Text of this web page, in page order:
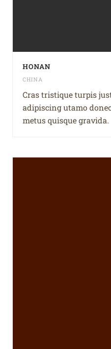
HONAN
CHINA
Cras tristique turpis
adipiscing utamo
metus quisque gravida.